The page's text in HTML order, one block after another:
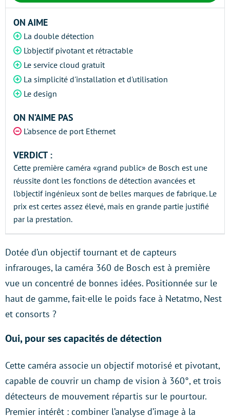
ON AIME
La double détection
L'objectif pivotant et rétractable
Le service cloud gratuit
La simplicité d'installation et d'utilisation
Le design
ON N’AIME PAS
L'absence de port Ethernet
VERDICT :
Cette première caméra «grand public» de Bosch est une
réussite dont les fonctions de détection avancées et
l’objectif ingénieux sont de belles marques de fabrique. Le
prix est certes assez élevé, mais en grande partie justifié
par la prestation.
Dotée d’un objectif tournant et de capteurs
infrarouges, la caméra 360 de Bosch est à première
vue un concentré de bonnes idées. Positionnée sur le
haut de gamme, fait-elle le poids face à Netatmo, Nest
et consorts ?
Oui, pour ses capacités de détection
Cette caméra associe un objectif motorisé et pivotant,
capable de couvrir un champ de vision à 360°, et trois
détecteurs de mouvement répartis sur le pourtour.
Premier intérêt : combiner l’analyse d’image à la